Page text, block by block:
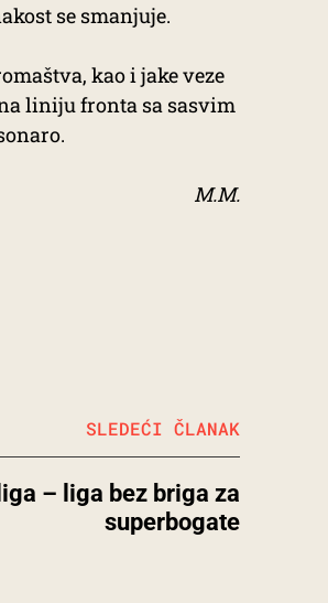
se smanjuje.
kao i jake veze
liniju fronta sa sasvim
M.M.
– liga bez briga za
superbogate
SLEDEĆI ČLANAK